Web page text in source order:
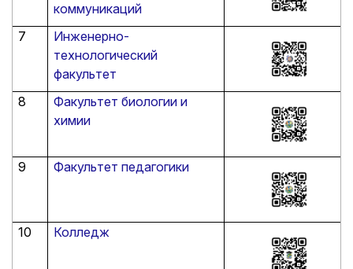
коммуникаций
7
Инженерно-
технологический
факультет
8
Факультет биологии и
химии
9 Факультет педагогики
10 Колледж